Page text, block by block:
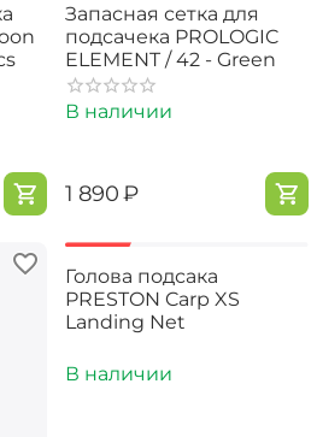
Запасная сетка для
подсачека PROLOGIC
ELEMENT / 42 - Green
В наличии
‍1 890‍₽
Голова подсака
PRESTON Carp XS
Landing Net
В наличии